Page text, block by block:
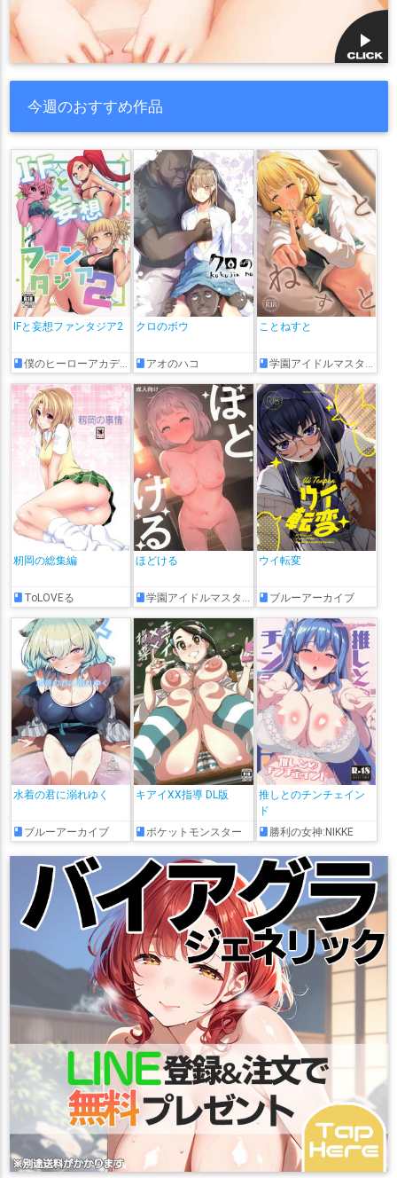
今週のおすすめ作品
IFと妄想ファンタジア2
僕のヒーローアカデミア
クロのボウ
アオのハコ
ことねすと
学園アイドルマスター
籾岡の総集編
ToLOVEる
ほどける
学園アイドルマスター
ウイ転変
ブルーアーカイブ
水着の君に溺れゆく
ブルーアーカイブ
キアイXX指導 DL版
ポケットモンスター
推しとのチンチェイン
ド
勝利の女神:NIKKE